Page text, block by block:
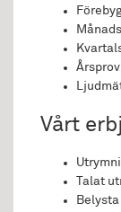
Årsprov
Vårt
Talat